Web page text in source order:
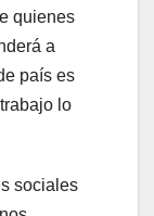
quienes
a
país es
lo
sociales